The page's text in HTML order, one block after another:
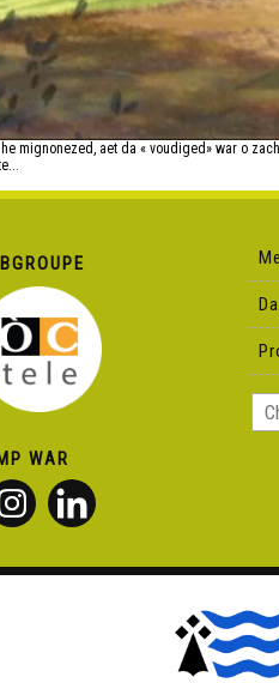
mignonezed, aet da « voudiged» war o
WAR